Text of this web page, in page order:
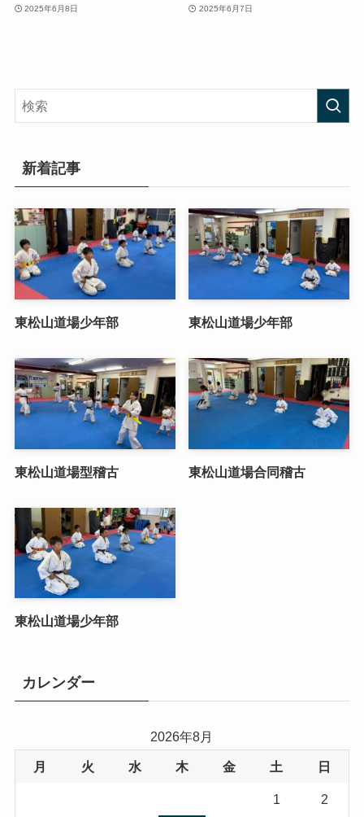
2025年6月8日 2025年6月7日
新着記事
東松山道場少年部 東松山道場少年部
東松山道場型稽古 東松山道場合同稽古
東松山道場少年部
カレンダー
2026年8月
月 火 水 木 金 土 日
1 2